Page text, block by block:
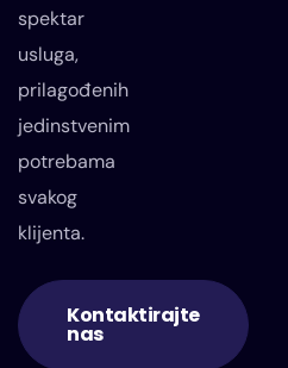
spektar
usluga,
prilagođenih
jedinstvenim
potrebama
svakog
klijenta.
Kontaktirajte
nas